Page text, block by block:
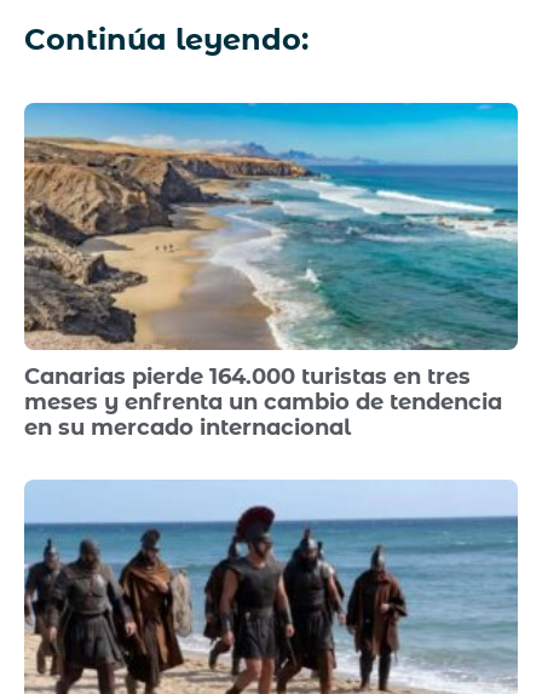
Continúa leyendo:
Canarias pierde 164.000 turistas en tres
meses y enfrenta un cambio de tendencia
en su mercado internacional